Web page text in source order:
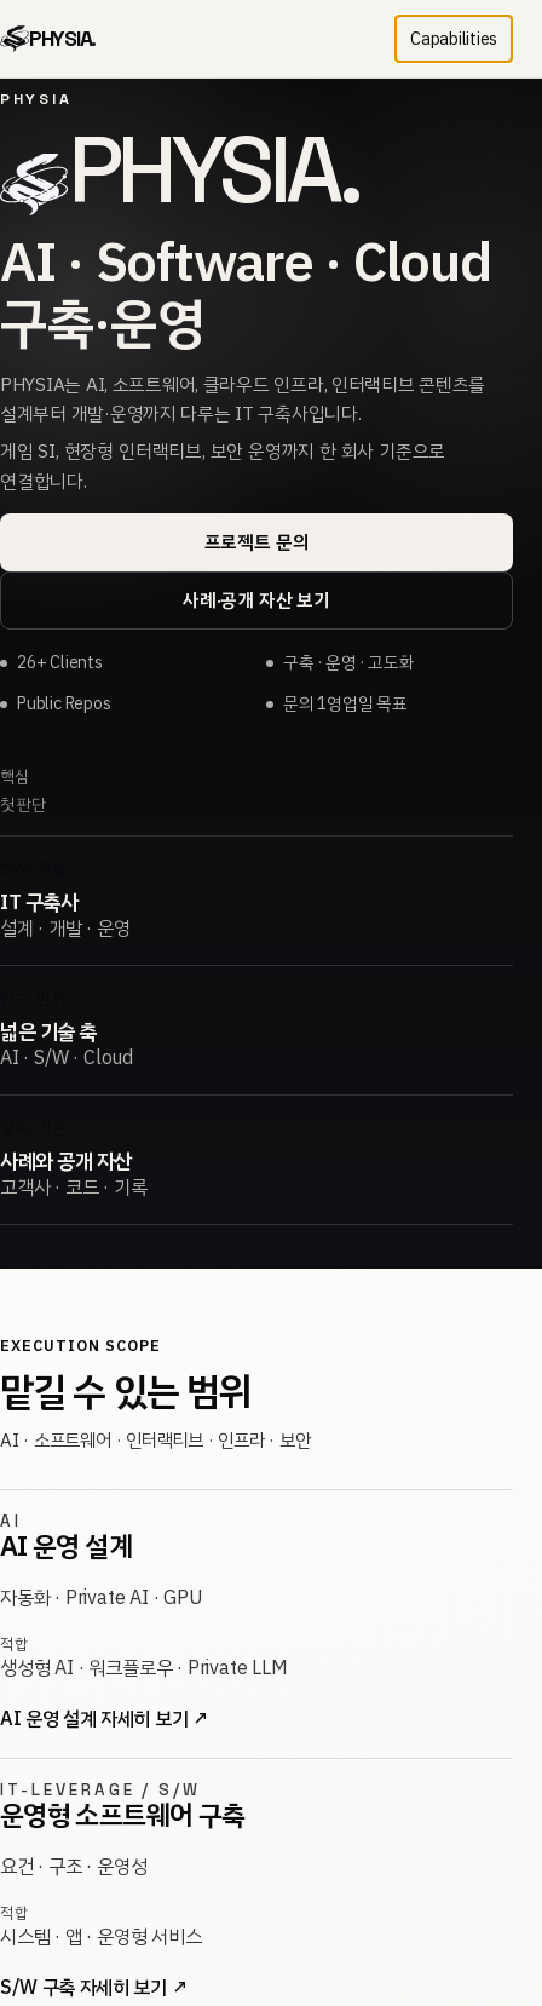
PHYSIA. Capabilities
PHYSIA
PHYSIA.
AI · Software · Cloud
구축·운영
PHYSIA는 AI, 소프트웨어, 클라우드 인프라, 인터랙티브 콘텐츠를
설계부터 개발·운영까지 다루는 IT 구축사입니다.
게임 SI, 현장형 인터랙티브, 보안 운영까지 한 회사 기준으로
연결합니다.
프로젝트 문의
사례·공개 자산 보기
26+ Clients
구축 · 운영 · 고도화
Public Repos
문의 1영업일 목표
핵심
첫 판단
IT 구축사
설계 · 개발 · 운영
넓은 기술 축
AI · S/W · Cloud
사례와 공개 자산
고객사 · 코드 · 기록
EXECUTION SCOPE
맡길 수 있는 범위
AI · 소프트웨어 · 인터랙티브 · 인프라 · 보안
AI
AI 운영 설계
자동화 · Private AI · GPU
적합
생성형 AI · 워크플로우 · Private LLM
AI 운영 설계 자세히 보기 ↗
IT-LEVERAGE / S/W
운영형 소프트웨어 구축
요건 · 구조 · 운영성
적합
시스템 · 앱 · 운영형 서비스
S/W 구축 자세히 보기 ↗